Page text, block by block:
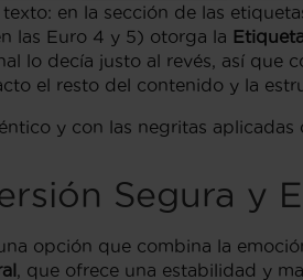
en la sección de las
las Euro 4 y 5) otorga la
lo decía justo al revés, así
el resto del contenido y la
y con las negritas aplicadas
Segura y
opción que combina la
, que ofrece una estabilidad y